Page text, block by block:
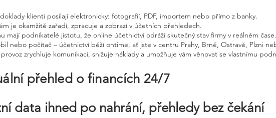
klienti posílají elektronicky: fotografií, PDF, importem nebo přímo z banky.
je okamžitě zařadí, zpracuje a zobrazí v účetních přehledech.
mají podnikatelé jistotu, že online účetnictví odráží skutečný stav firmy v reálném čase.
nebo počítač – účetnictví běží ontime, ať jste v centru Prahy, Brně, Ostravě, Plzni
zrychluje komunikaci, snižuje náklady a umožňuje vám věnovat se vlastnímu
přehled o financích 24/7
data ihned po nahrání, přehledy bez čekání